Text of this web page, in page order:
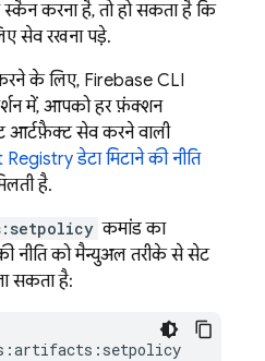
करना है, तो हो सकता है कि
सेव रखना पड़े.
के लिए, Firebase CLI
में, आपको हर फ़ंक्शन
आर्टफ़ैक्ट सेव करने वाली
Registryडेटा मिटाने की नीति
है.
कमांड का
नीति को मैन्युअल तरीके से सेट
सकता है: